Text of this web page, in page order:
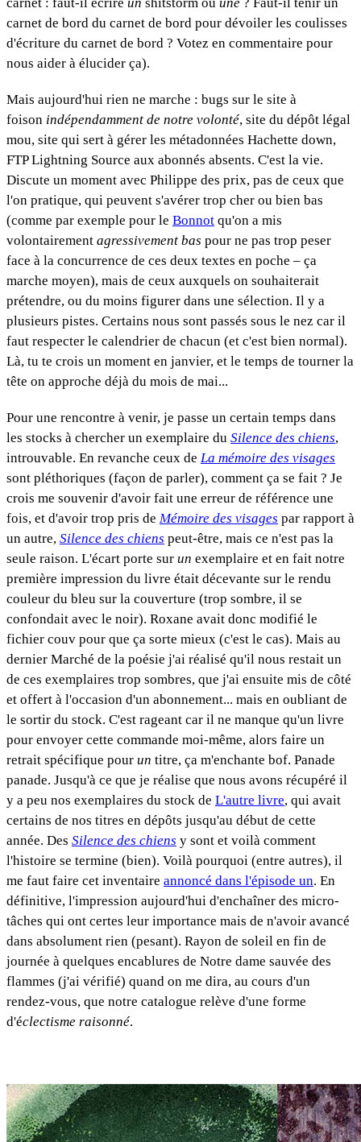
carnet de bord du carnet de bord pour dévoiler les coulisses
d'écriture du carnet de bord ? Votez en commentaire pour
nous aider à élucider ça).
Mais aujourd'hui rien ne marche : bugs sur le site à
foison indépendamment de notre volonté, site du dépôt légal
mou, site qui sert à gérer les métadonnées Hachette down,
FTP Lightning Source aux abonnés absents. C'est la vie.
Discute un moment avec Philippe des prix, pas de ceux que
l'on pratique, qui peuvent s'avérer trop cher ou bien bas
(comme par exemple pour le Bonnot qu'on a mis
volontairement agressivement bas pour ne pas trop peser
face à la concurrence de ces deux textes en poche – ça
marche moyen), mais de ceux auxquels on souhaiterait
prétendre, ou du moins figurer dans une sélection. Il y a
plusieurs pistes. Certains nous sont passés sous le nez car il
faut respecter le calendrier de chacun (et c'est bien normal).
Là, tu te crois un moment en janvier, et le temps de tourner la
tête on approche déjà du mois de mai...
Pour une rencontre à venir, je passe un certain temps dans
les stocks à chercher un exemplaire du Silence des chiens,
introuvable. En revanche ceux de La mémoire des visages
sont pléthoriques (façon de parler), comment ça se fait ? Je
crois me souvenir d'avoir fait une erreur de référence une
fois, et d'avoir trop pris de Mémoire des visages par rapport à
un autre, Silence des chiens peut-être, mais ce n'est pas la
seule raison. L'écart porte sur un exemplaire et en fait notre
première impression du livre était décevante sur le rendu
couleur du bleu sur la couverture (trop sombre, il se
confondait avec le noir). Roxane avait donc modifié le
fichier couv pour que ça sorte mieux (c'est le cas). Mais au
dernier Marché de la poésie j'ai réalisé qu'il nous restait un
de ces exemplaires trop sombres, que j'ai ensuite mis de côté
et offert à l'occasion d'un abonnement... mais en oubliant de
le sortir du stock. C'est rageant car il ne manque qu'un livre
pour envoyer cette commande moi-même, alors faire un
retrait spécifique pour un titre, ça m'enchante bof. Panade
panade. Jusqu'à ce que je réalise que nous avons récupéré il
y a peu nos exemplaires du stock de L'autre livre, qui avait
certains de nos titres en dépôts jusqu'au début de cette
année. Des Silence des chiens y sont et voilà comment
l'histoire se termine (bien). Voilà pourquoi (entre autres), il
me faut faire cet inventaire annoncé dans l'épisode un. En
définitive, l'impression aujourd'hui d'enchaîner des micro-
tâches qui ont certes leur importance mais de n'avoir avancé
dans absolument rien (pesant). Rayon de soleil en fin de
journée à quelques encablures de Notre dame sauvée des
flammes (j'ai vérifié) quand on me dira, au cours d'un
rendez-vous, que notre catalogue relève d'une forme
d'éclectisme raisonné.